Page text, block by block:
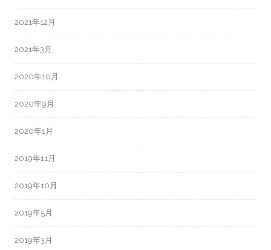
2021年12月
2021年3月
2020年10月
2020年9月
2020年1月
2019年11月
2019年10月
2019年5月
2019年3月